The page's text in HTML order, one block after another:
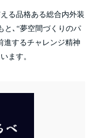
る品格ある総合内外装
と､“夢空間づくりのパ
進するチャレンジ精神
ます。